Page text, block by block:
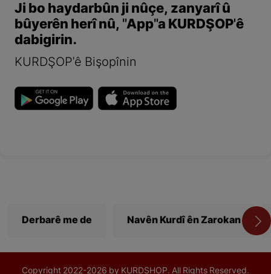
Ji bo haydarbûn ji nûçe, zanyarî û
bûyerên herî nû, "App"a KURDŞOP'ê
dabigirin.
KURDŞOP'ê Bişopînin
Derbarê me de Navên Kurdî ên Zarokan
Copyright 2022-2026 by KURDSHOP. All Rights Reserved.